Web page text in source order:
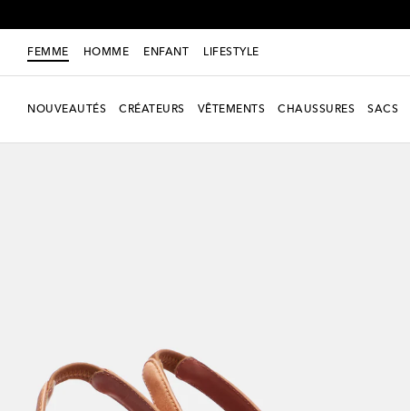
FEMME HOMME ENFANT LIFESTYLE
NOUVEAUTÉS CRÉATEURS VÊTEMENTS CHAUSSURES SACS